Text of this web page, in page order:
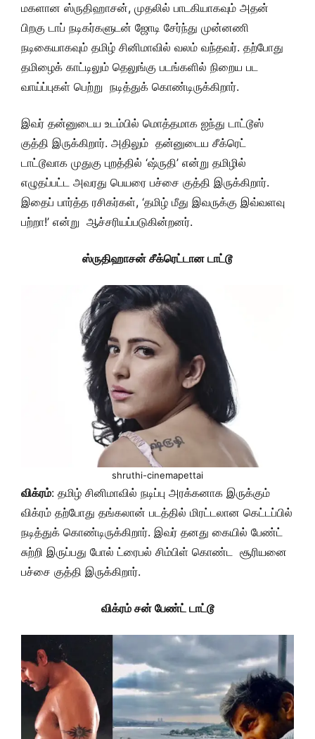
மகளான ஸ்ருதிஹாசன், முதலில் பாடகியாகவும் அதன்
பிறகு டாப் நடிகர்களுடன் ஜோடி சேர்ந்து முன்னணி
நடிகையாகவும் தமிழ் சினிமாவில் வலம் வந்தவர். தற்போது
தமிழைக் காட்டிலும் தெலுங்கு படங்களில் நிறைய பட
வாய்ப்புகள் பெற்று நடித்துக் கொண்டிருக்கிறார்.
இவர் தன்னுடைய உடம்பில் மொத்தமாக ஐந்து டாட்டூஸ்
குத்தி இருக்கிறார். அதிலும் தன்னுடைய சீக்ரெட்
டாட்டூவாக முதுகு புறத்தில் ‘ஷ்ருதி’ என்று தமிழில்
எழுதப்பட்ட அவரது பெயரை பச்சை குத்தி இருக்கிறார்.
இதைப் பார்த்த ரசிகர்கள், ‘தமிழ் மீது இவருக்கு இவ்வளவு
பற்றா!’ என்று ஆச்சரியப்படுகின்றனர்.
ஸ்ருதிஹாசன் சீக்ரெட்டான டாட்டூ
shruthi-cinemapettai
விக்ரம்: தமிழ் சினிமாவில் நடிப்பு அரக்கனாக இருக்கும்
விக்ரம் தற்போது தங்கலான் படத்தில் மிரட்டலான கெட்டப்பில்
நடித்துக் கொண்டிருக்கிறார். இவர் தனது கையில் பேண்ட்
சுற்றி இருப்பது போல் ட்ரைபல் சிம்பிள் கொண்ட சூரியனை
பச்சை குத்தி இருக்கிறார்.
விக்ரம் சன் பேண்ட் டாட்டூ